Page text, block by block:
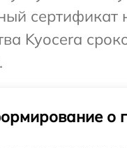
сертификат
Kyocera
о